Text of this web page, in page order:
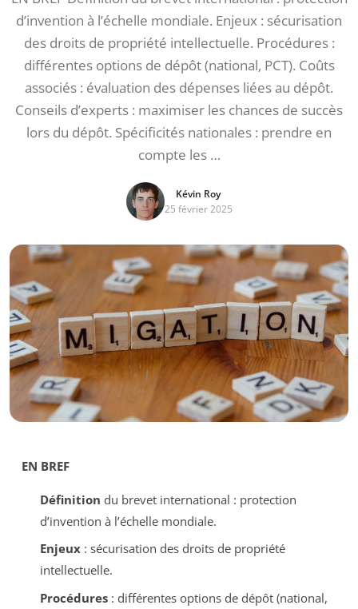
d’invention à l’échelle mondiale. Enjeux : sécurisation
des droits de propriété intellectuelle. Procédures :
différentes options de dépôt (national, PCT). Coûts
associés : évaluation des dépenses liées au dépôt.
Conseils d’experts : maximiser les chances de succès
lors du dépôt. Spécificités nationales : prendre en
compte les …
Kévin Roy
25 février 2025
EN BREF
Définition du brevet international : protection
d’invention à l’échelle mondiale.
Enjeux: sécurisation des droits de propriété
intellectuelle.
Procédures: différentes options de dépôt (national,